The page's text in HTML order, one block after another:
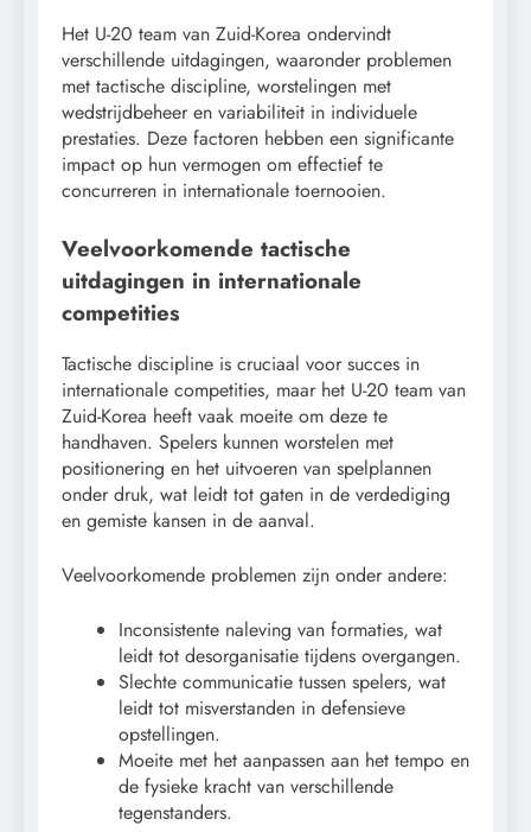
Het U-20 team van Zuid-Korea ondervindt
verschillende uitdagingen, waaronder problemen
met tactische discipline, worstelingen met
wedstrijdbeheer en variabiliteit in individuele
prestaties. Deze factoren hebben een significante
impact op hun vermogen om effectief te
concurreren in internationale toernooien.
Veelvoorkomende tactische
uitdagingen in internationale
competities
Tactische discipline is cruciaal voor succes in
internationale competities, maar het U-20 team van
Zuid-Korea heeft vaak moeite om deze te
handhaven. Spelers kunnen worstelen met
positionering en het uitvoeren van spelplannen
onder druk, wat leidt tot gaten in de verdediging
en gemiste kansen in de aanval.
Veelvoorkomende problemen zijn onder andere:
Inconsistente naleving van formaties, wat
leidt tot desorganisatie tijdens overgangen.
Slechte communicatie tussen spelers, wat
leidt tot misverstanden in defensieve
opstellingen.
Moeite met het aanpassen aan het tempo en
de fysieke kracht van verschillende
tegenstanders.